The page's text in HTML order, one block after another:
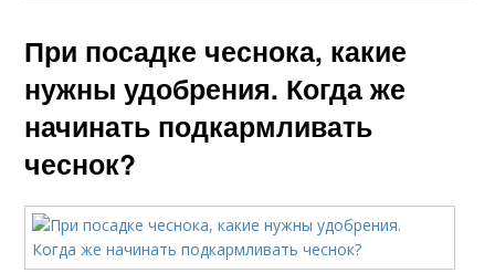
При посадке чеснока, какие
нужны удобрения. Когда же
начинать подкармливать
чеснок?